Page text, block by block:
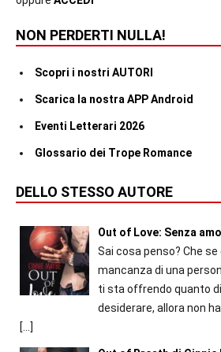
NON PERDERTI NULLA!
Scopri i nostri AUTORI
Scarica la nostra APP Android
Eventi Letterari 2026
Glossario dei Trope Romance
DELLO STESSO AUTORE
Out of Love: Senza
Sai cosa penso? Che
mancanza di una
ti sta offrendo quanto
desiderare, allora non
[…]